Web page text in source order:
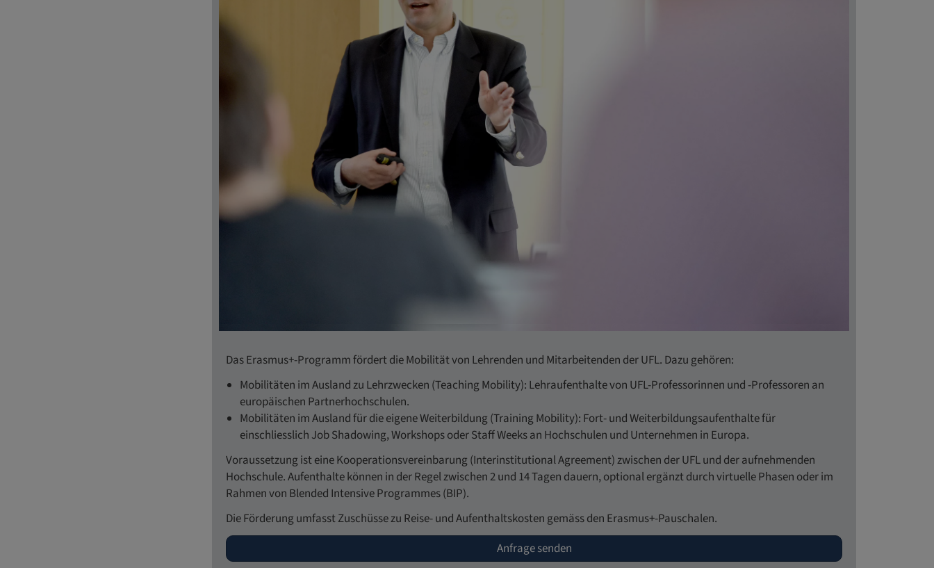
Das Erasmus+-Programm fördert die Mobilität von Lehrenden und Mitarbeitenden der UFL. Dazu gehören:
Mobilitäten im Ausland zu Lehrzwecken (Teaching Mobility): Lehraufenthalte von UFL-Professorinnen und -Professoren an
europäischen Partnerhochschulen.
Mobilitäten im Ausland für die eigene Weiterbildung (Training Mobility): Fort- und Weiterbildungsaufenthalte für
einschliesslich Job Shadowing, Workshops oder Staff Weeks an Hochschulen und Unternehmen in Europa.
Voraussetzung ist eine Kooperationsvereinbarung (Interinstitutional Agreement) zwischen der UFL und der aufnehmenden
Hochschule. Aufenthalte können in der Regel zwischen 2 und 14 Tagen dauern, optional ergänzt durch virtuelle Phasen oder im
Rahmen von Blended Intensive Programmes (BIP).
Die Förderung umfasst Zuschüsse zu Reise- und Aufenthaltskosten gemäss den Erasmus+-Pauschalen.
Anfrage senden